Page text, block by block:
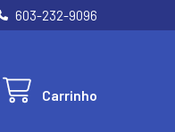
603-232-9096
Carrinho